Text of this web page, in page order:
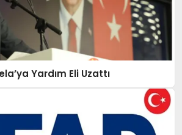
Yardım Eli Uzattı